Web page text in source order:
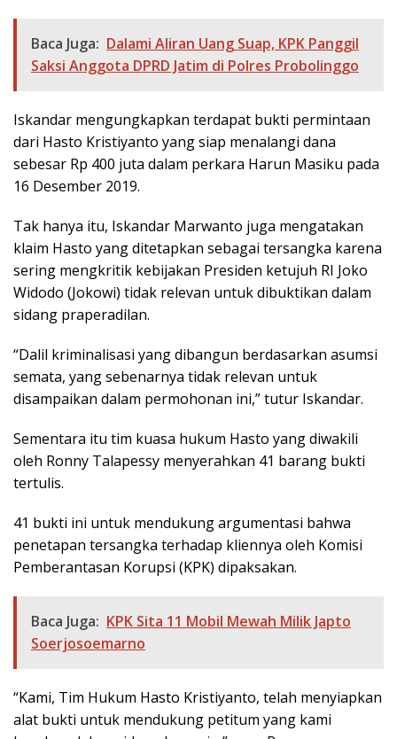
Baca Juga: Dalami Aliran Uang Suap, KPK Panggil
Saksi Anggota DPRD Jatim di Polres Probolinggo
Iskandar mengungkapkan terdapat bukti permintaan
dari Hasto Kristiyanto yang siap menalangi dana
sebesar Rp 400 juta dalam perkara Harun Masiku pada
16 Desember 2019.
Tak hanya itu, Iskandar Marwanto juga mengatakan
klaim Hasto yang ditetapkan sebagai tersangka karena
sering mengkritik kebijakan Presiden ketujuh RI Joko
Widodo (Jokowi) tidak relevan untuk dibuktikan dalam
sidang praperadilan.
“Dalil kriminalisasi yang dibangun berdasarkan asumsi
semata, yang sebenarnya tidak relevan untuk
disampaikan dalam permohonan ini,” tutur Iskandar.
Sementara itu tim kuasa hukum Hasto yang diwakili
oleh Ronny Talapessy menyerahkan 41 barang bukti
tertulis.
41 bukti ini untuk mendukung argumentasi bahwa
penetapan tersangka terhadap kliennya oleh Komisi
Pemberantasan Korupsi (KPK) dipaksakan.
Baca Juga: KPK Sita 11 Mobil Mewah Milik Japto
Soerjosoemarno
“Kami, Tim Hukum Hasto Kristiyanto, telah menyiapkan
alat bukti untuk mendukung petitum yang kami